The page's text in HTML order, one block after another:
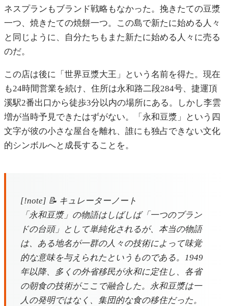
ネスプランもブランド戦略もなかった。挽きたての豆漿
一つ、焼きたての焼餅一つ。この島で新たに始める人々
と同じように、自分たちもまた新たに始める人々に売る
のだ。
この店は後に「世界豆漿大王」という名前を得た。現在
も24時間営業を続け、住所は永和路二段284号、捷運頂
溪駅2番出口から徒歩3分以内の場所にある。しかし李雲
増が当時予見できたはずがない。「永和豆漿」という四
文字が彼の小さな屋台を離れ、誰にも独占できない文化
的シンボルへと成長することを。
[!note] 📝 キュレーターノート
「永和豆漿」の物語はしばしば「一つのブラン
ドの台頭」として単純化されるが、本当の物語
は、ある地名が一群の人々の技術によって味覚
的な意味を与えられたというものである。1949
年以降、多くの外省移民が永和に定住し、各省
の朝食の技術がここで融合した。永和豆漿は一
人の発明ではなく、集団的な食の移住だった。